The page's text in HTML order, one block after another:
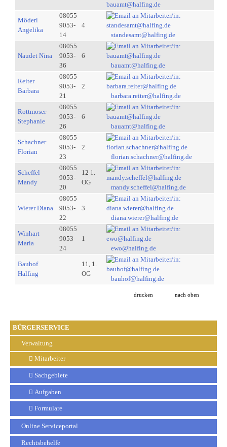
BÜRGERSERVICE
Verwaltung
Mitarbeiter
Sachgebiete
Aufgaben
Formulare
Online Serviceportal
Rechtsbehelfe
bauamt@halfing.de
Möderl
Angelika
08055
9053-
14
4
standesamt@halfing.de
Naudet Nina
08055
9053-
36
6
bauamt@halfing.de
Reiter
Barbara
08055
9053-
21
2
barbara.reiter@halfing.de
Rottmoser
Stephanie
08055
9053-
26
6
bauamt@halfing.de
Schachner
Florian
08055
9053-
23
2
florian.schachner@halfing.de
Scheffel
Mandy
08055
9053-
20
12 1.
OG
mandy.scheffel@halfing.de
Wierer Diana
08055
9053-
22
3
diana.wierer@halfing.de
Winhart
Maria
08055
9053-
24
1
ewo@halfing.de
Bauhof
Halfing
11, 1.
OG
bauhof@halfing.de
drucken nach oben